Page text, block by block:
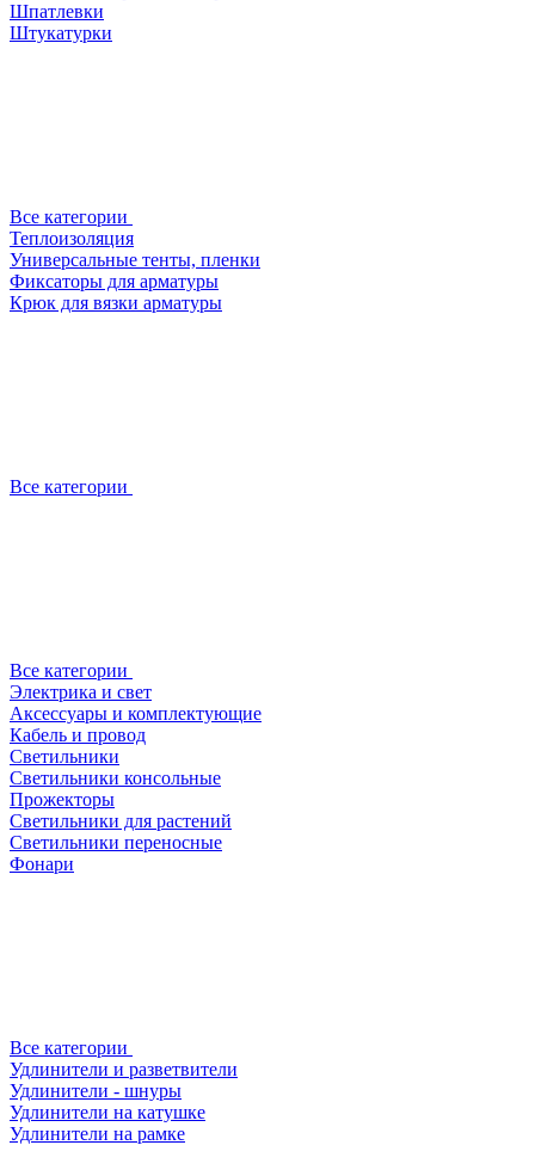
Шпатлевки
Штукатурки
Все категории
Теплоизоляция
Универсальные тенты, пленки
Фиксаторы для арматуры
Крюк для вязки арматуры
Все категории
Все категории
Электрика и свет
Аксессуары и комплектующие
Кабель и провод
Светильники
Светильники консольные
Прожекторы
Светильники для растений
Светильники переносные
Фонари
Все категории
Удлинители и разветвители
Удлинители - шнуры
Удлинители на катушке
Удлинители на рамке